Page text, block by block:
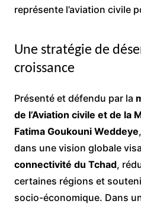
représente l’aviation civile
Une stratégie de
croissance
Présenté et défendu par la
de l’Aviation civile et de la
Fatima Goukouni Weddeye
dans une vision globale
connectivité du Tchad,
certaines régions et
socio-économique. Dans